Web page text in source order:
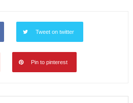
Tweet on twitter
Pin to pinterest